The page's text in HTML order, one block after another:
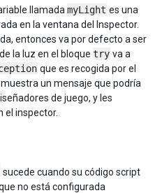
llamada myLight es una
en la ventana del Inspector.
entonces va por defecto a ser
la luz en el bloque try va a
que es recogida por el
muestra un mensaje que podría
de juego, y les
el inspector.
sucede cuando su código script
no está configurada